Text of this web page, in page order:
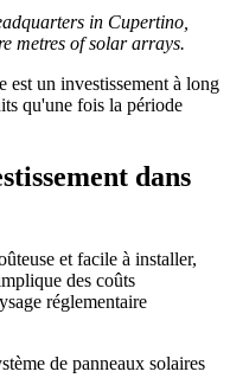
in Cupertino,
metres of solar arrays.
est un investissement à long
qu'une fois la période
dans
et facile à installer,
des coûts
réglementaire
de panneaux solaires